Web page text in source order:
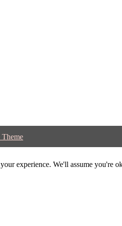
Theme
experience. We'll assume you're